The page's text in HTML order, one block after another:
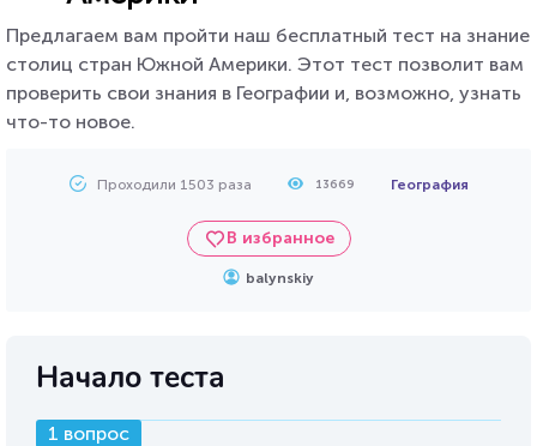
Предлагаем вам пройти наш бесплатный тест на знание
столиц стран Южной Америки. Этот тест позволит вам
проверить свои знания в Географии и, возможно, узнать
что-то новое.
Проходили 1503 раза 13669 География
В избранное
balynskiy
Начало теста
1 вопрос